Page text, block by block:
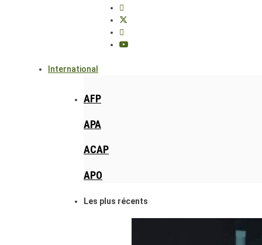
International
AFP
APA
ACAP
APO
Les plus récents